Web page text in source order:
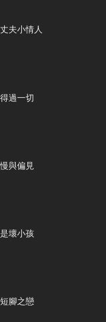
夫小情人
過一切
與偏見
壞小孩
腳之戀